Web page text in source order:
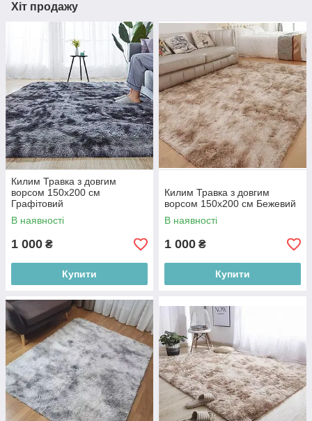
Хіт продажу
Килим Травка з довгим
ворсом 150х200 см
Графітовий
В наявності
1 000 ₴
Купити
Килим Травка з довгим
ворсом 150х200 см Бежевий
В наявності
1 000 ₴
Купити